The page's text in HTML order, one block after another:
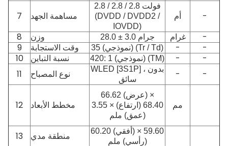
7 مساهمة الجهد
2.8 / 2.8 / 2.8 فولت
(DVDD / DVDD2 /
IOVDD)
أم
-
8
وزن 28.0 ± 3.0 جرام غرام
-
9
وقت الاستجابة 35 (نموذجي) (Tr / Td) -
-
10
نسبة التباين 420: 1 (نموذجي) (TM) -
-
11
نوع المصباح
WLED [3S1P] ، بدون
سائق
- -
12 مخطط الأبعاد
66.62 (عرض) ×
68.40 (ارتفاع) × 3.55
(عمق) ملم
مم
13 منطقة مدي
60.20 (أفقي) × 59.60
(رأسي) ملم